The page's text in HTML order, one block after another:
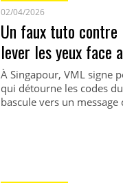
02/04/2026
Un faux tuto contre
lever les yeux face
À Singapour, VML signe
qui détourne les codes
bascule vers un